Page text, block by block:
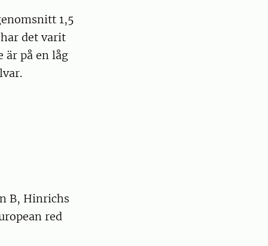
1,5
det varit
är på en låg
B, Hinrichs
red